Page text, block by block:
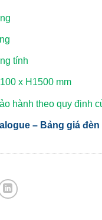
tính
x H1500 mm
hành theo quy định
– Bảng giá